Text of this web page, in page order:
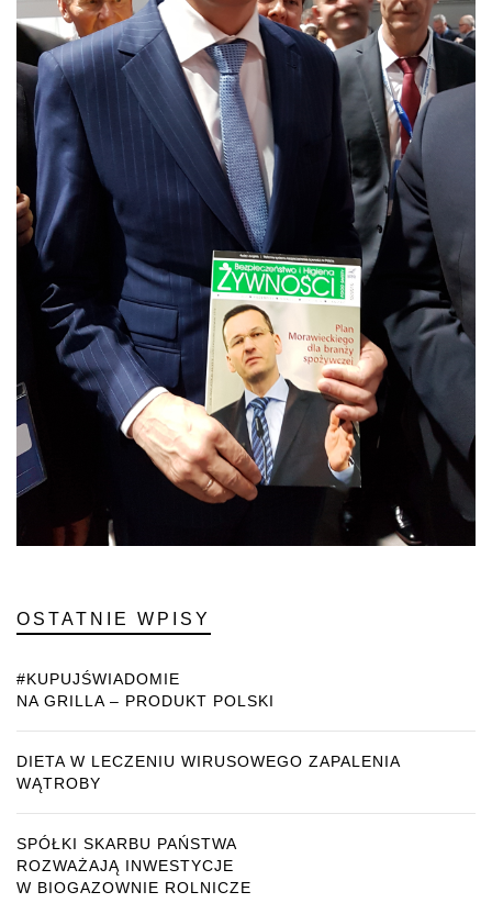
OSTATNIE WPISY
#KUPUJŚWIADOMIE
NA GRILLA – PRODUKT POLSKI
DIETA W LECZENIU WIRUSOWEGO ZAPALENIA
WĄTROBY
SPÓŁKI SKARBU PAŃSTWA
ROZWAŻAJĄ INWESTYCJE
W BIOGAZOWNIE ROLNICZE